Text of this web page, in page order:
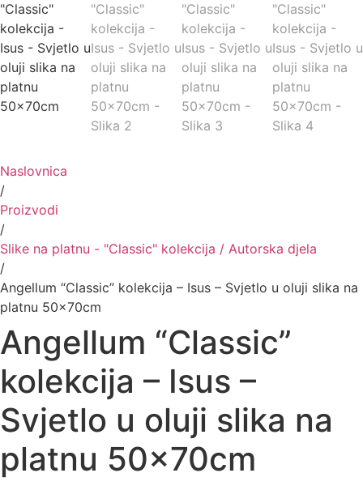
Naslovnica
/
Proizvodi
/
Slike na platnu - "Classic" kolekcija / Autorska djela
/
Angellum “Classic” kolekcija – Isus – Svjetlo u oluji slika na
platnu 50x70cm
Angellum “Classic”
kolekcija – Isus –
Svjetlo u oluji slika na
platnu 50x70cm